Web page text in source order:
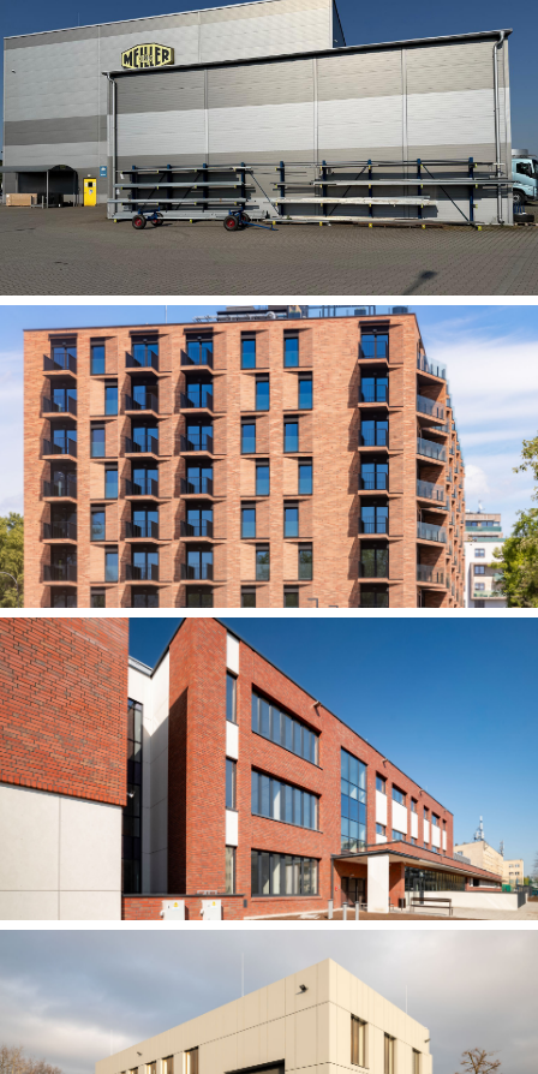
Hala Śrutownicza Meiller w Niepołomicach
Budynek usługowo-handlowo-biurowy przy
ul. Cystersów 19 w Krakowie
BUDOWA BUDYNKU SZKOŁY W RAMACH
ROZBUDOWY ZESPOŁU SZKOLNO-
PRZEDSZKOLNEGO NR 15 W KRAKOWIE